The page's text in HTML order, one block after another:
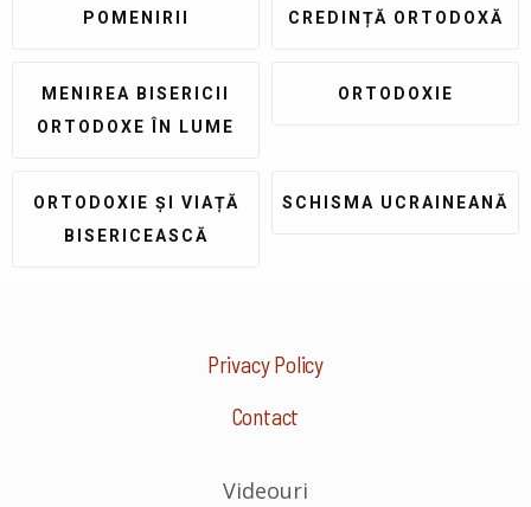
POMENIRII
CREDINȚĂ ORTODOXĂ
MENIREA BISERICII
ORTODOXE ÎN LUME
ORTODOXIE
ORTODOXIE ȘI VIAȚĂ
BISERICEASCĂ
SCHISMA UCRAINEANĂ
Privacy Policy
Contact
Videouri